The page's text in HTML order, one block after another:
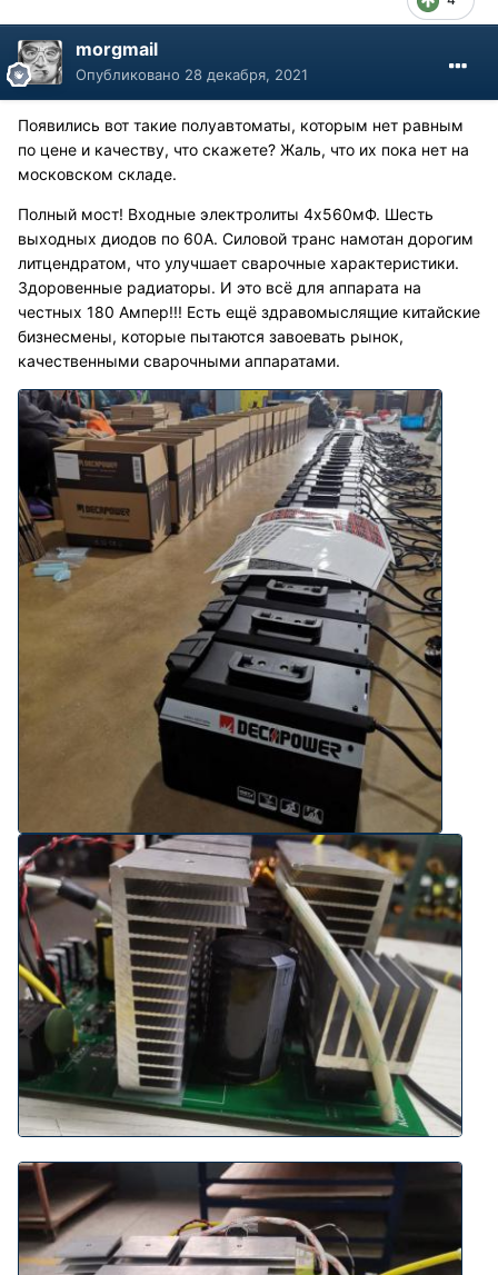
morgmail
Опубликовано 28 декабря, 2021
Появились вот такие полуавтоматы, которым нет равным
по цене и качеству, что скажете? Жаль, что их пока нет на
московском складе.
Полный мост! Входные электролиты 4х560мФ. Шесть
выходных диодов по 60А. Силовой транс намотан дорогим
литцендратом, что улучшает сварочные характеристики.
Здоровенные радиаторы. И это всё для аппарата на
честных 180 Ампер!!! Есть ещё здравомыслящие китайские
бизнесмены, которые пытаются завоевать рынок,
качественными сварочными аппаратами.